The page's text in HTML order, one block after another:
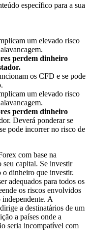
específico para a sua
um elevado risco
perdem dinheiro
os CFD e se pode
um elevado risco
perdem dinheiro
Deverá ponderar se
pode incorrer no risco de
com base na
seu capital. Se investir
o dinheiro que investir.
adequados para todos os
os riscos envolvidos
independente. A
a destinatários de um
a países onde a
seria incompatível com